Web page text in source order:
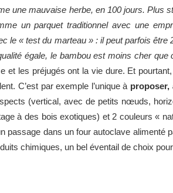
une mauvaise herbe, en 100 jours. Plus
un parquet traditionnel avec une
le « test du marteau » : il peut parfois être
égale, le bambou est moins cher que
et les préjugés ont la vie dure. Et
C’est par exemple l’unique à proposer,
(vertical, avec de petits nœuds,
à des bois exotiques) et 2 couleurs «
passage dans un four autoclave alimenté
chimiques, un bel éventail de choix